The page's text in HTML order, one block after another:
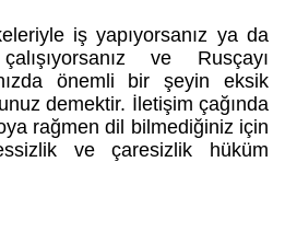
iş yapıyorsanız ya da
ve Rusçayı
önemli bir şeyin eksik
demektir. İletişim çağında
rağmen dil bilmediğiniz için
ve çaresizlik hüküm